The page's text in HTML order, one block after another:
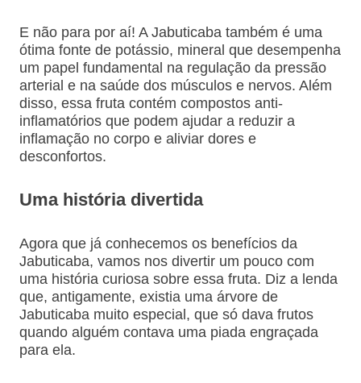
E não para por aí! A Jabuticaba também é uma
ótima fonte de potássio, mineral que desempenha
um papel fundamental na regulação da pressão
arterial e na saúde dos músculos e nervos. Além
disso, essa fruta contém compostos anti-
inflamatórios que podem ajudar a reduzir a
inflamação no corpo e aliviar dores e
desconfortos.
Uma história divertida
Agora que já conhecemos os benefícios da
Jabuticaba, vamos nos divertir um pouco com
uma história curiosa sobre essa fruta. Diz a lenda
que, antigamente, existia uma árvore de
Jabuticaba muito especial, que só dava frutos
quando alguém contava uma piada engraçada
para ela.